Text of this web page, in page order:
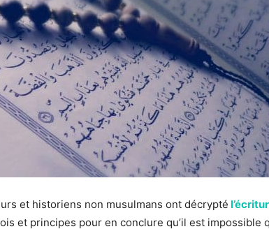
et historiens non musulmans ont décrypté
et principes pour en conclure qu’il est impossible